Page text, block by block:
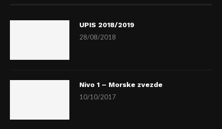
UPIS 2018/2019
28/08/2018
Nivo 1 – Morske zvezde
10/10/2017